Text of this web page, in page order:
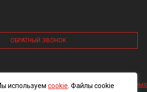
ОБРАТНЫЙ ЗВОНОК
и обработки персональных данных
используем cookie . Файлы cookie